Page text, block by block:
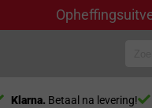
Klarna. Betaal na levering!